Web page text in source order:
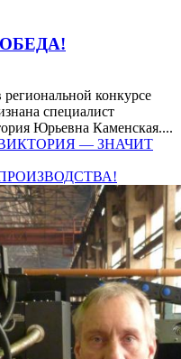
конкурсе
специалист
Юрьевна Каменская....
ВИКТОРИЯ — ЗНАЧИТ